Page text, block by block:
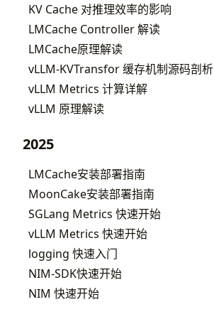
KV Cache 对推理效率的影响
LMCache Controller 解读
LMCache原理解读
vLLM-KVTransfor 缓存机制源码剖析
vLLM Metrics 计算详解
vLLM 原理解读
2025
LMCache安装部署指南
MoonCake安装部署指南
SGLang Metrics 快速开始
vLLM Metrics 快速开始
logging 快速入门
NIM-SDK快速开始
NIM 快速开始